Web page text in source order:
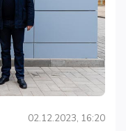
02.12.2023, 16:20